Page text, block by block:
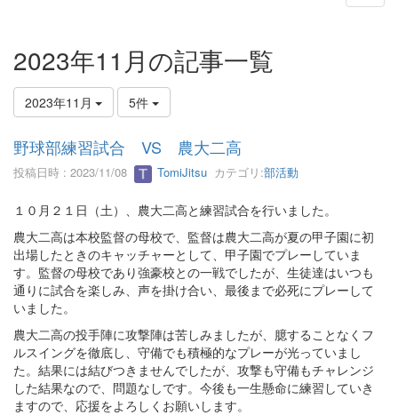
2023年11月の記事一覧
2023年11月 5件
野球部練習試合 VS 農大二高
投稿日時 : 2023/11/08 TomiJitsu カテゴリ:部活動
１０月２１日（土）、農大二高と練習試合を行いました。
農大二高は本校監督の母校で、監督は農大二高が夏の甲子園に初
出場したときのキャッチャーとして、甲子園でプレーしていま
す。監督の母校であり強豪校との一戦でしたが、生徒達はいつも
通りに試合を楽しみ、声を掛け合い、最後まで必死にプレーして
いました。
農大二高の投手陣に攻撃陣は苦しみましたが、臆することなくフ
ルスイングを徹底し、守備でも積極的なプレーが光っていまし
た。結果には結びつきませんでしたが、攻撃も守備もチャレンジ
した結果なので、問題なしです。今後も一生懸命に練習していき
ますので、応援をよろしくお願いします。